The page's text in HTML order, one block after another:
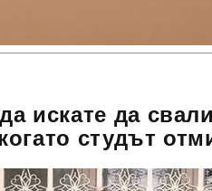
искате да
студът